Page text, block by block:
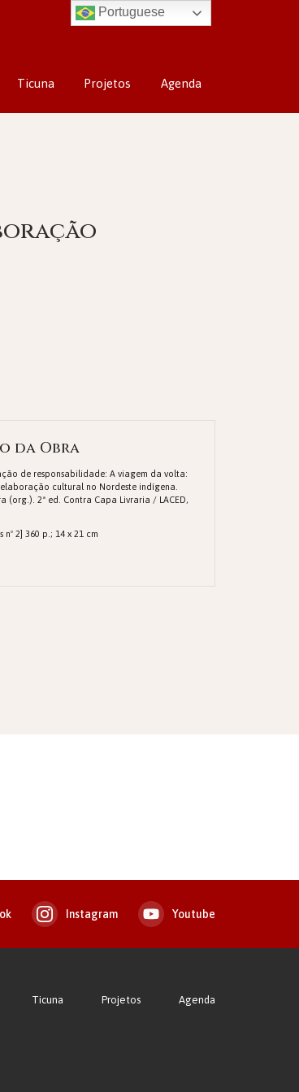
Ticuna Projetos Agenda
da Obra
de responsabilidade: A viagem da volta:
cultural no Nordeste indígena.
(org.). 2ª ed. Contra Capa Livraria / LACED,
2] 360 p.; 14 x 21 cm
Instagram Youtube
Ticuna Projetos Agenda
Portuguese